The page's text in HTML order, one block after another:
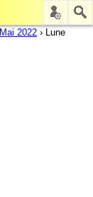
2022 › Lune